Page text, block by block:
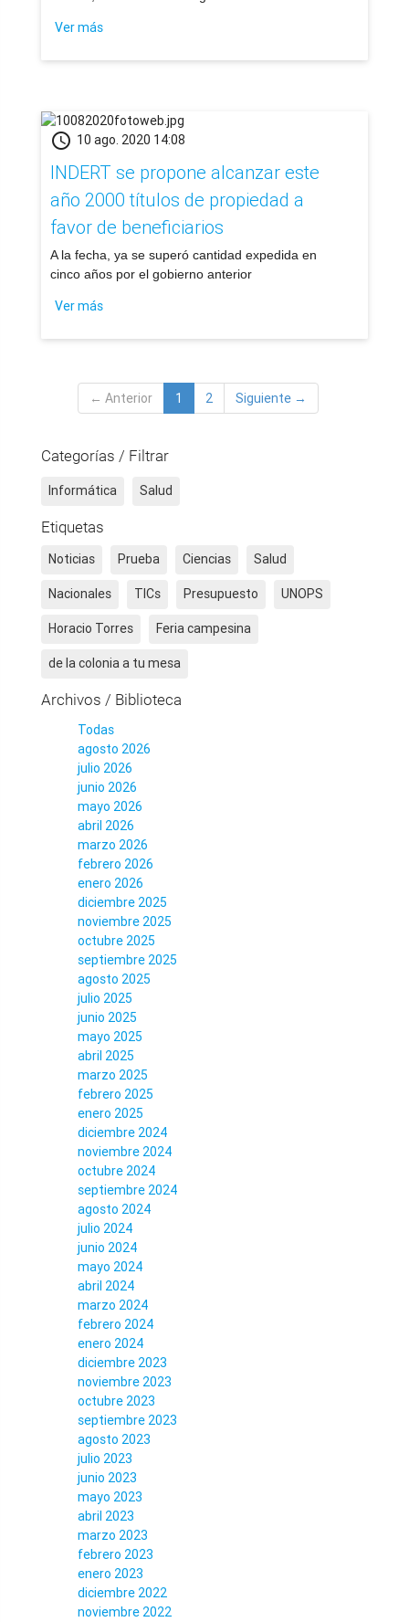
Ver más
schedule 10 ago. 2020 14:08
INDERT se propone alcanzar este
año 2000 títulos de propiedad a
favor de beneficiarios
​A la fecha, ya se superó cantidad expedida en
cinco años por el gobierno anterior
Ver más
← Anterior 1 2 Siguiente →
Categorías / Filtrar
Informática Salud
Etiquetas
Noticias Prueba Ciencias Salud
Nacionales TICs Presupuesto UNOPS
Horacio Torres Feria campesina
de la colonia a tu mesa
Archivos / Biblioteca
Todas
agosto 2026
julio 2026
junio 2026
mayo 2026
abril 2026
marzo 2026
febrero 2026
enero 2026
diciembre 2025
noviembre 2025
octubre 2025
septiembre 2025
agosto 2025
julio 2025
junio 2025
mayo 2025
abril 2025
marzo 2025
febrero 2025
enero 2025
diciembre 2024
noviembre 2024
octubre 2024
septiembre 2024
agosto 2024
julio 2024
junio 2024
mayo 2024
abril 2024
marzo 2024
febrero 2024
enero 2024
diciembre 2023
noviembre 2023
octubre 2023
septiembre 2023
agosto 2023
julio 2023
junio 2023
mayo 2023
abril 2023
marzo 2023
febrero 2023
enero 2023
diciembre 2022
noviembre 2022